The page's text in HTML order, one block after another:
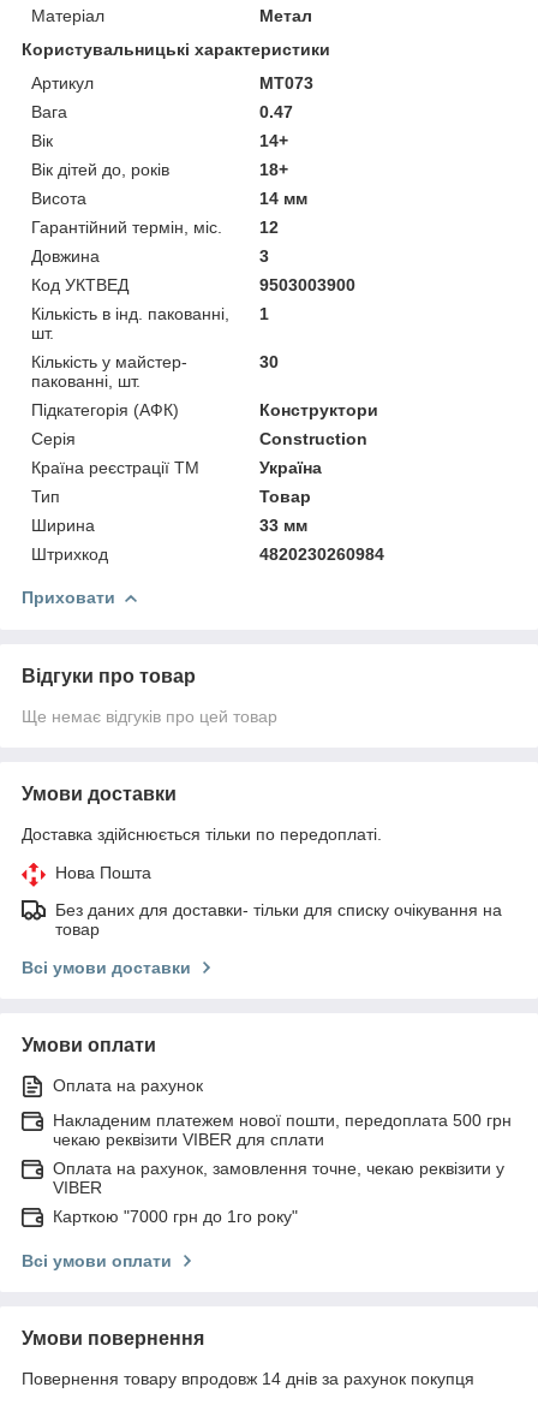
Матеріал
Метал
Користувальницькі характеристики
Артикул
MT073
Вага
0.47
Вік
14+
Вік дітей до, років
18+
Висота
14 мм
Гарантійний термін, міс.
12
Довжина
3
Код УКТВЕД
9503003900
Кількість в інд. пакованні,
шт.
1
Кількість у майстер-
пакованні, шт.
30
Підкатегорія (АФК)
Конструктори
Серія
Construction
Країна реєстрації ТМ
Україна
Тип
Товар
Ширина
33 мм
Штрихкод
4820230260984
Приховати
Відгуки про товар
Ще немає відгуків про цей товар
Умови доставки
Доставка здійснюється тільки по передоплаті.
Нова Пошта
Без даних для доставки- тільки для списку очікування на
товар
Всі умови доставки
Умови оплати
Оплата на рахунок
Накладеним платежем нової пошти, передоплата 500 грн
чекаю реквізити VIBER для сплати
Оплата на рахунок, замовлення точне, чекаю реквізити у
VIBER
Карткою "7000 грн до 1го року"
Всі умови оплати
Умови повернення
Повернення товару впродовж 14 днів за рахунок покупця